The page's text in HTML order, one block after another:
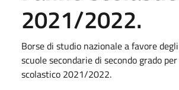
2021/2022.
Borse di studio nazionale a favore
scuole secondarie di secondo grado per
scolastico 2021/2022.